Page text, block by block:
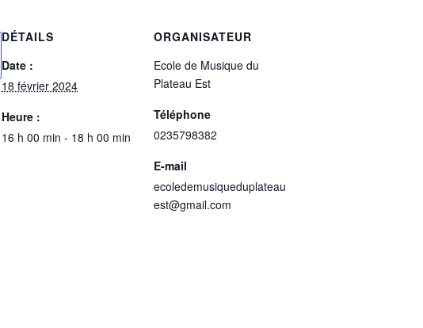
DÉTAILS
Date :
18 février 2024
Heure :
16 h 00 min - 18 h 00 min
ORGANISATEUR
Ecole de Musique du
Plateau Est
Téléphone
0235798382
E-mail
ecoledemusiqueduplateau
est@gmail.com